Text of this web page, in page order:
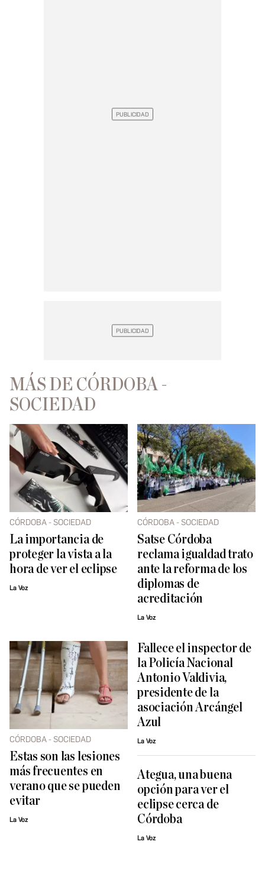
MÁS DE CÓRDOBA -
SOCIEDAD
CÓRDOBA - SOCIEDAD
La importancia de
proteger la vista a la
hora de ver el eclipse
La Voz
CÓRDOBA - SOCIEDAD
Satse Córdoba
reclama igualdad trato
ante la reforma de los
diplomas de
acreditación
La Voz
CÓRDOBA - SOCIEDAD
Estas son las lesiones
más frecuentes en
verano que se pueden
evitar
La Voz
Fallece el inspector de
la Policía Nacional
Antonio Valdivia,
presidente de la
asociación Arcángel
Azul
La Voz
Ategua, una buena
opción para ver el
eclipse cerca de
Córdoba
La Voz